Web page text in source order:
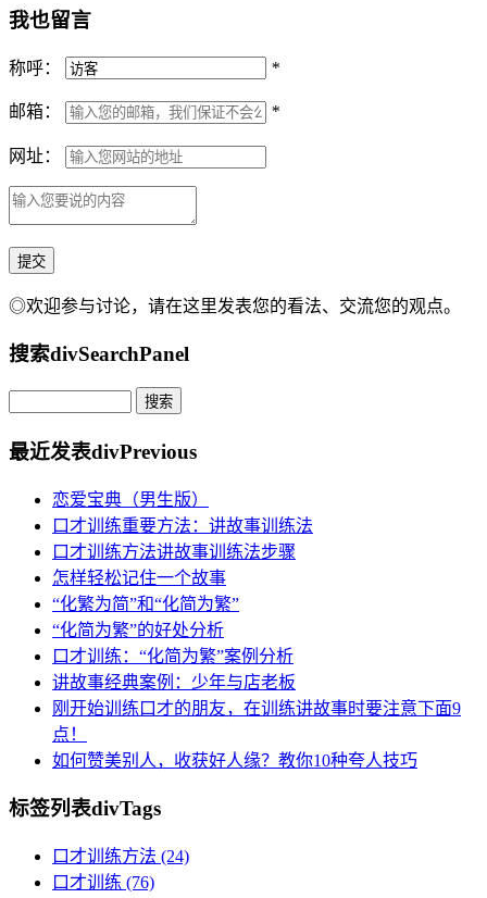
我也留言
称呼： *
邮箱： *
网址：
◎欢迎参与讨论，请在这里发表您的看法、交流您的观点。
搜索divSearchPanel
最近发表divPrevious
恋爱宝典（男生版）
口才训练重要方法：讲故事训练法
口才训练方法讲故事训练法步骤
怎样轻松记住一个故事
“化繁为简”和“化简为繁”
“化简为繁”的好处分析
口才训练：“化简为繁”案例分析
讲故事经典案例：少年与店老板
刚开始训练口才的朋友，在训练讲故事时要注意下面9
点！
如何赞美别人，收获好人缘？教你10种夸人技巧
标签列表divTags
口才训练方法 (24)
口才训练 (76)